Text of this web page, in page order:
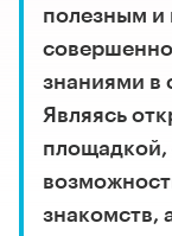
полезным и
знаниями в
Являясь
площадкой,
знакомств,